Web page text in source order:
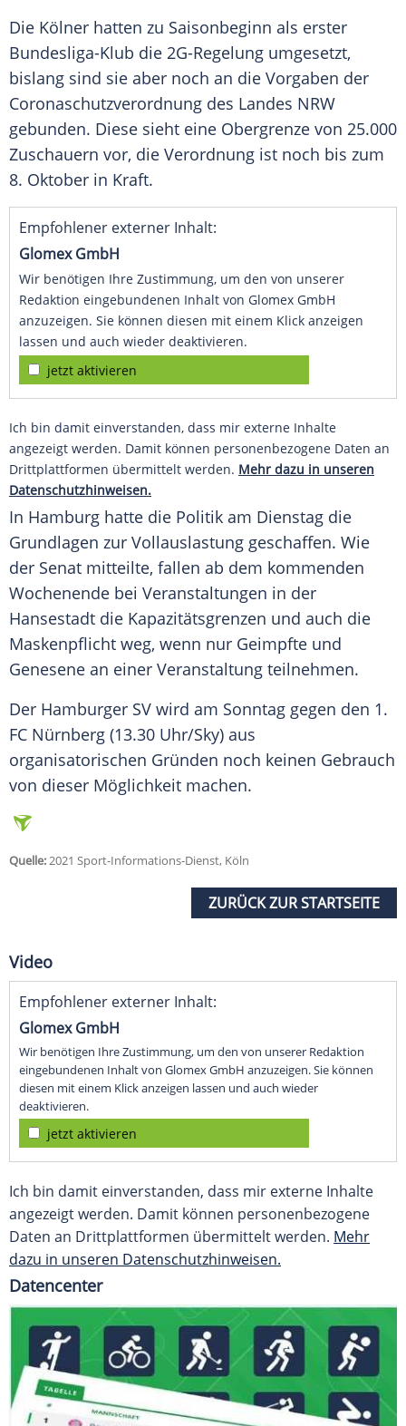
Die Kölner hatten zu Saisonbeginn als erster
Bundesliga-Klub die 2G-Regelung umgesetzt,
bislang sind sie aber noch an die Vorgaben der
Coronaschutzverordnung des Landes NRW
gebunden. Diese sieht eine Obergrenze von 25.000
Zuschauern vor, die Verordnung ist noch bis zum
8. Oktober in Kraft.
Empfohlener externer Inhalt:
Glomex GmbH
Wir benötigen Ihre Zustimmung, um den von unserer
Redaktion eingebundenen Inhalt von Glomex GmbH
anzuzeigen. Sie können diesen mit einem Klick anzeigen
lassen und auch wieder deaktivieren.
jetzt aktivieren
Ich bin damit einverstanden, dass mir externe Inhalte
angezeigt werden. Damit können personenbezogene Daten an
Drittplattformen übermittelt werden. Mehr dazu in unseren
Datenschutzhinweisen.
In Hamburg hatte die Politik am Dienstag die
Grundlagen zur Vollauslastung geschaffen. Wie
der Senat mitteilte, fallen ab dem kommenden
Wochenende bei Veranstaltungen in der
Hansestadt die Kapazitätsgrenzen und auch die
Maskenpflicht weg, wenn nur Geimpfte und
Genesene an einer Veranstaltung teilnehmen.
Der Hamburger SV wird am Sonntag gegen den 1.
FC Nürnberg (13.30 Uhr/Sky) aus
organisatorischen Gründen noch keinen Gebrauch
von dieser Möglichkeit machen.
Quelle:2021 Sport-Informations-Dienst, Köln
ZURÜCK ZUR STARTSEITE
Video
Empfohlener externer Inhalt:
Glomex GmbH
Wir benötigen Ihre Zustimmung, um den von unserer Redaktion
eingebundenen Inhalt von Glomex GmbH anzuzeigen. Sie können
diesen mit einem Klick anzeigen lassen und auch wieder
deaktivieren.
jetzt aktivieren
Ich bin damit einverstanden, dass mir externe Inhalte
angezeigt werden. Damit können personenbezogene
Daten an Drittplattformen übermittelt werden. Mehr
dazu in unseren Datenschutzhinweisen.
Datencenter